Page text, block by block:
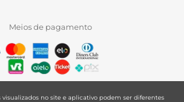
Meios de pagamento
visualizados no site e aplicativo podem ser diferentes